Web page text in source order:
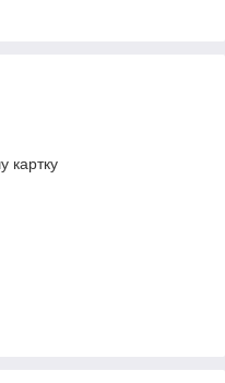
картку